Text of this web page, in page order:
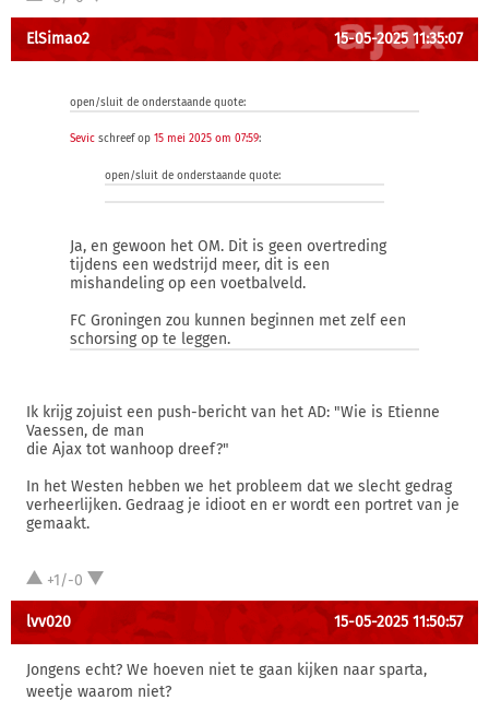
ElSimao2 15-05-2025 11:35:07
open/sluit de onderstaande quote:
Sevic schreef op 15 mei 2025 om 07:59:
open/sluit de onderstaande quote:
Ja, en gewoon het OM. Dit is geen overtreding
tijdens een wedstrijd meer, dit is een
mishandeling op een voetbalveld.
FC Groningen zou kunnen beginnen met zelf een
schorsing op te leggen.
Ik krijg zojuist een push-bericht van het AD: "Wie is Etienne
Vaessen, de man
die Ajax tot wanhoop dreef?"
In het Westen hebben we het probleem dat we slecht gedrag
verheerlijken. Gedraag je idioot en er wordt een portret van je
gemaakt.
+1/-0
lvv020 15-05-2025 11:50:57
Jongens echt? We hoeven niet te gaan kijken naar sparta,
weetje waarom niet?